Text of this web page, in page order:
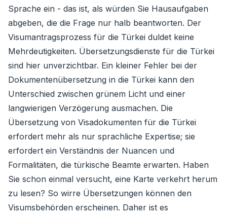
Sprache ein - das ist, als würden Sie Hausaufgaben
abgeben, die die Frage nur halb beantworten. Der
Visumantragsprozess für die Türkei duldet keine
Mehrdeutigkeiten. Übersetzungsdienste für die Türkei
sind hier unverzichtbar. Ein kleiner Fehler bei der
Dokumentenübersetzung in die Türkei kann den
Unterschied zwischen grünem Licht und einer
langwierigen Verzögerung ausmachen. Die
Übersetzung von Visadokumenten für die Türkei
erfordert mehr als nur sprachliche Expertise; sie
erfordert ein Verständnis der Nuancen und
Formalitäten, die türkische Beamte erwarten. Haben
Sie schon einmal versucht, eine Karte verkehrt herum
zu lesen? So wirre Übersetzungen können den
Visumsbehörden erscheinen. Daher ist es